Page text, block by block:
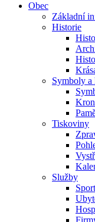
Obec
Základní
Historie
Symboly
Tiskoviny
Služby